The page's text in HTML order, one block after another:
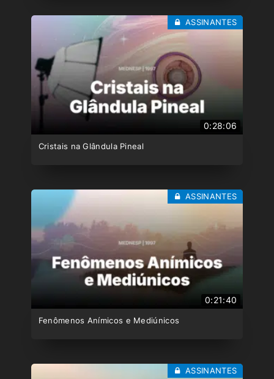
0:28:06
Cristais na Glândula Pineal
ASSINANTES
0:21:40
Fenômenos Anímicos e Mediúnicos
ASSINANTES
ASSINANTES